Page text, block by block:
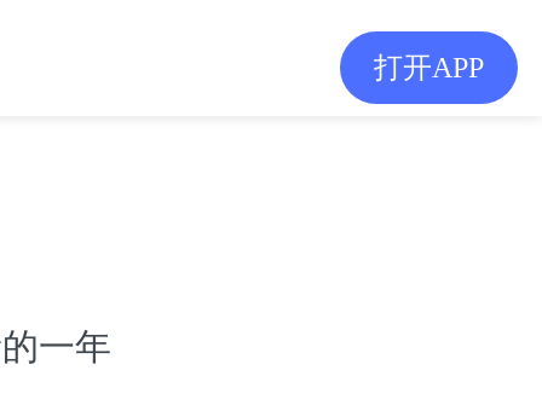
打开APP
一年